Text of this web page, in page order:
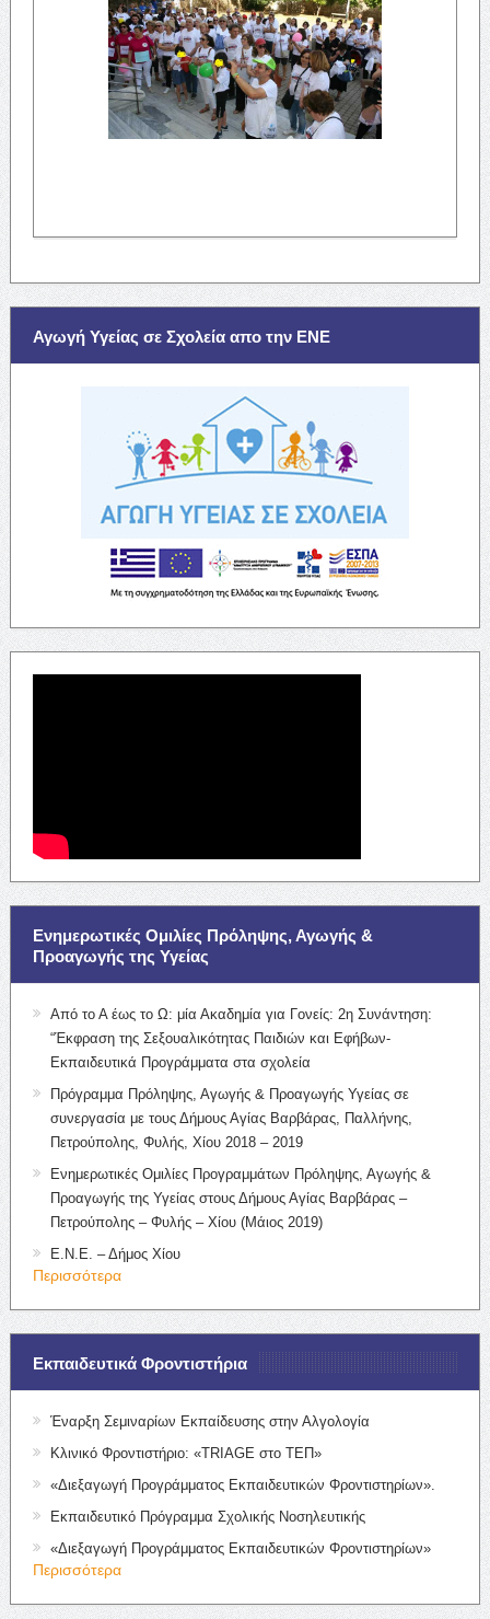
Αγωγή Υγείας σε Σχολεία απο την ΕΝΕ
Ενημερωτικές Ομιλίες Πρόληψης, Αγωγής &
Προαγωγής της Υγείας
Από το Α έως το Ω: μία Ακαδημία για Γονείς: 2η Συνάντηση:
“Έκφραση της Σεξουαλικότητας Παιδιών και Εφήβων-
Εκπαιδευτικά Προγράμματα στα σχολεία
Πρόγραμμα Πρόληψης, Αγωγής & Προαγωγής Υγείας σε
συνεργασία με τους Δήμους Αγίας Βαρβάρας, Παλλήνης,
Πετρούπολης, Φυλής, Χίου 2018 – 2019
Ενημερωτικές Ομιλίες Προγραμμάτων Πρόληψης, Αγωγής &
Προαγωγής της Υγείας στους Δήμους Αγίας Βαρβάρας –
Πετρούπολης – Φυλής – Χίου (Μάιος 2019)
Ε.Ν.Ε. – Δήμος Χίου
Περισσότερα
Εκπαιδευτικά Φροντιστήρια
Έναρξη Σεμιναρίων Εκπαίδευσης στην Αλγολογία
Κλινικό Φροντιστήριο: «TRIAGE στο ΤΕΠ»
«Διεξαγωγή Προγράμματος Εκπαιδευτικών Φροντιστηρίων».
Εκπαιδευτικό Πρόγραμμα Σχολικής Νοσηλευτικής
«Διεξαγωγή Προγράμματος Εκπαιδευτικών Φροντιστηρίων»
Περισσότερα